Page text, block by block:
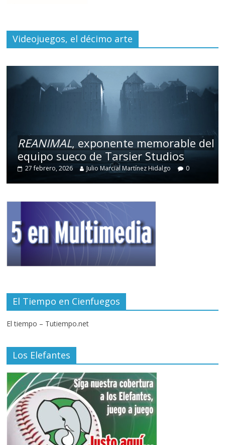
Videojuegos, el décimo arte
REANIMAL, exponente memorable del
equipo sueco de Tarsier Studios
27 febrero, 2026 Julio Marcial Martínez Hidalgo 0
El Tiempo en Cienfuegos
El tiempo – Tutiempo.net
Los Elefantes